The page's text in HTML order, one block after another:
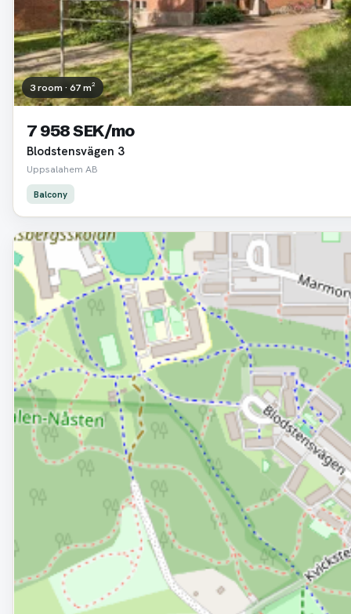
3 room · 67 m²
7 958 SEK/mo
Blodstensvägen 3
Uppsalahem AB
Balcony